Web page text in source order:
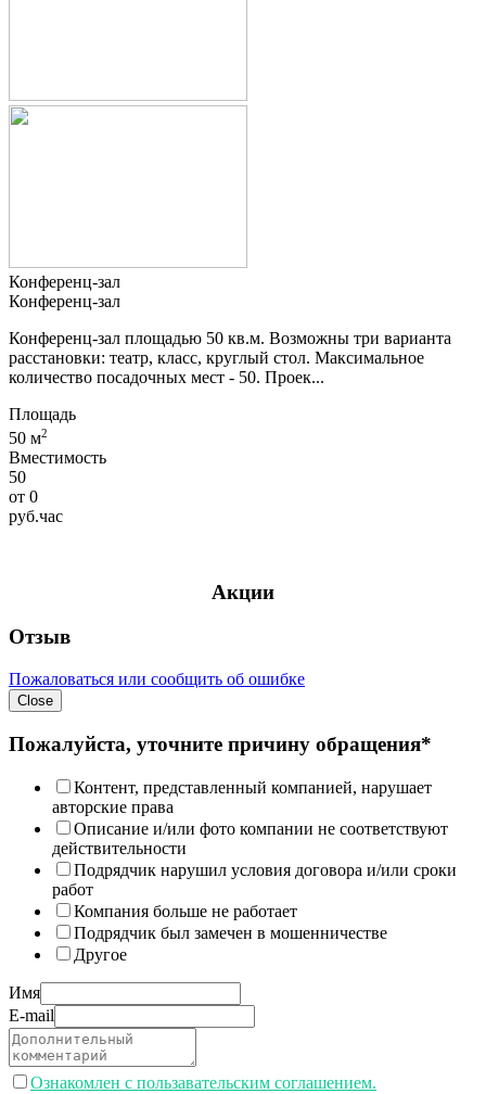
Конференц-зал
Конференц-зал
Конференц-зал площадью 50 кв.м. Возможны три варианта
расстановки: театр, класс, круглый стол. Максимальное
количество посадочных мест - 50. Проек...
Площадь
50 м2
Вместимость
50
от 0
руб.час
Акции
Отзыв
Пожаловаться или сообщить об ошибке
Close
Пожалуйста, уточните причину обращения*
Контент, представленный компанией, нарушает
авторские права
Описание и/или фото компании не соответствуют
действительности
Подрядчик нарушил условия договора и/или сроки
работ
Компания больше не работает
Подрядчик был замечен в мошенничестве
Другое
Имя
E-mail
Ознакомлен с пользавательским соглашением.